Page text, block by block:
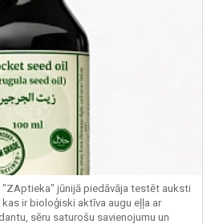
"ZAptieka" jūnijā piedāvāja testēt auksti
ir bioloģiski aktīva augu eļļa ar
sēru saturošu savienojumu un